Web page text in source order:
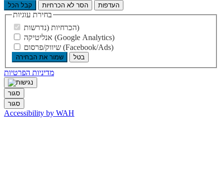
קבל הכל הסר לא הכרחיות העדפות
בחירת עוגיות
הכרחיות (נדרשות)
אנליטיקה (Google Analytics)
שיווק/פרסום (Facebook/Ads)
שמור את הבחירה בטל
מדיניות הפרטיות
סגור
סגור
Accessibility by WAH